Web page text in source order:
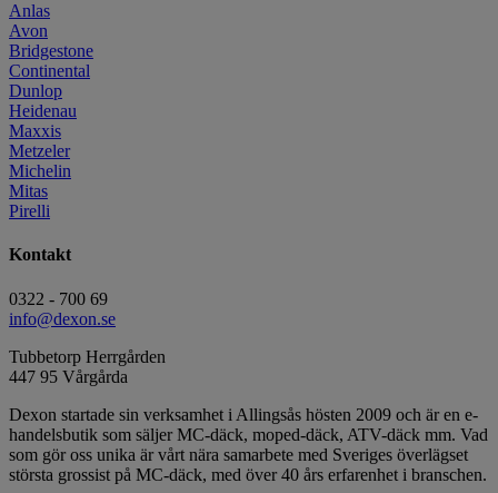
Anlas
Avon
Bridgestone
Continental
Dunlop
Heidenau
Maxxis
Metzeler
Michelin
Mitas
Pirelli
Kontakt
0322 - 700 69
info@dexon.se
Tubbetorp Herrgården
447 95 Vårgårda
Dexon startade sin verksamhet i Allingsås hösten 2009 och är en e-
handelsbutik som säljer MC-däck, moped-däck, ATV-däck mm. Vad
som gör oss unika är vårt nära samarbete med Sveriges överlägset
största grossist på MC-däck, med över 40 års erfarenhet i branschen.